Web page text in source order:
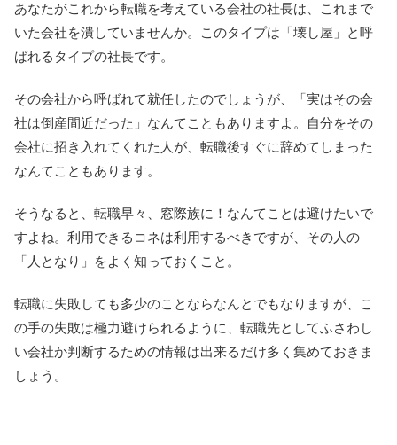
あなたがこれから転職を考えている会社の社長は、これまで
いた会社を潰していませんか。このタイプは「壊し屋」と呼
ばれるタイプの社長です。
その会社から呼ばれて就任したのでしょうが、「実はその会
社は倒産間近だった」なんてこともありますよ。自分をその
会社に招き入れてくれた人が、転職後すぐに辞めてしまった
なんてこともあります。
そうなると、転職早々、窓際族に！なんてことは避けたいで
すよね。利用できるコネは利用するべきですが、その人の
「人となり」をよく知っておくこと。
転職に失敗しても多少のことならなんとでもなりますが、こ
の手の失敗は極力避けられるように、転職先としてふさわし
い会社か判断するための情報は出来るだけ多く集めておきま
しょう。